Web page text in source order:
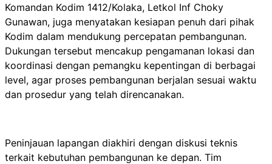
Komandan Kodim 1412/Kolaka, Letkol Inf Choky
Gunawan, juga menyatakan kesiapan penuh dari pihak
Kodim dalam mendukung percepatan pembangunan.
Dukungan tersebut mencakup pengamanan lokasi dan
koordinasi dengan pemangku kepentingan di berbagai
level, agar proses pembangunan berjalan sesuai waktu
dan prosedur yang telah direncanakan.
Peninjauan lapangan diakhiri dengan diskusi teknis
terkait kebutuhan pembangunan ke depan. Tim